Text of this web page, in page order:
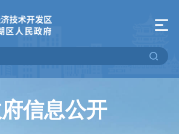
信息公开